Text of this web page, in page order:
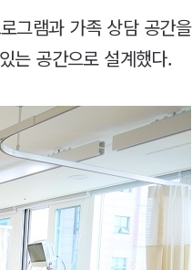
그램과 가족 상담 공간을
는 공간으로 설계했다.